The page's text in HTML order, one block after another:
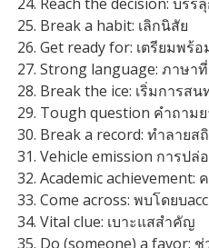
Break a habit: เลิกนิสัย
Get ready for: เตรียมพร้
Strong language: ภาษา
Break the ice: เริ่มการ
Tough question คำถามย
Break a record: ทำลายส
Vehicle emission การป
Academic achievement:
Come across: พบโดยบ
Vital clue: เบาะแสสำคัญ
Do (someone) a favor: